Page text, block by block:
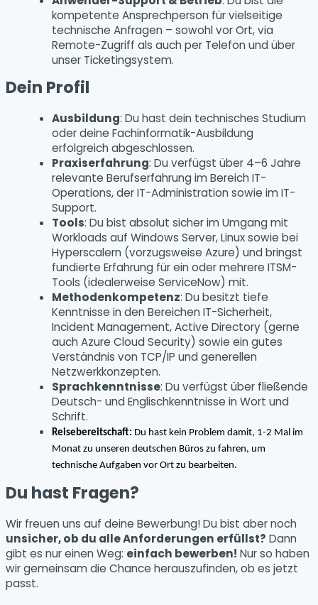
kompetente Ansprechperson für vielseitige
technische Anfragen – sowohl vor Ort, via
Remote-Zugriff als auch per Telefon und über
unser Ticketingsystem.
Dein Profil
Ausbildung: Du hast dein technisches Studium
oder deine Fachinformatik-Ausbildung
erfolgreich abgeschlossen.
Praxiserfahrung: Du verfügst über 4–6 Jahre
relevante Berufserfahrung im Bereich IT-
Operations, der IT-Administration sowie im IT-
Support.
Tools: Du bist absolut sicher im Umgang mit
Workloads auf Windows Server, Linux sowie bei
Hyperscalern (vorzugsweise Azure) und bringst
fundierte Erfahrung für ein oder mehrere ITSM-
Tools (idealerweise ServiceNow) mit.
Methodenkompetenz: Du besitzt tiefe
Kenntnisse in den Bereichen IT-Sicherheit,
Incident Management, Active Directory (gerne
auch Azure Cloud Security) sowie ein gutes
Verständnis von TCP/IP und generellen
Netzwerkkonzepten.
Sprachkenntnisse: Du verfügst über fließende
Deutsch- und Englischkenntnisse in Wort und
Schrift.
Reisebereitschaft: Du hast kein Problem damit, 1-2 Mal im
Monat zu unseren deutschen Büros zu fahren, um
technische Aufgaben vor Ort zu bearbeiten.
Du hast Fragen?
Wir freuen uns auf deine Bewerbung! Du bist aber noch
unsicher, ob du alle Anforderungen erfüllst? Dann
gibt es nur einen Weg: einfach bewerben! Nur so haben
wir gemeinsam die Chance herauszufinden, ob es jetzt
passt.